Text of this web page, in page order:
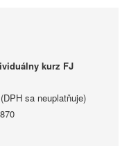
kurz FJ
sa neuplatňuje)